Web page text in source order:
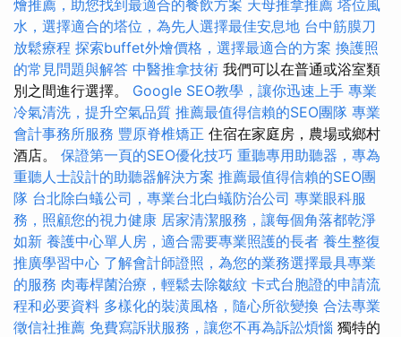
燴推薦，助您找到最適合的餐飲方案 天母推拿推薦 塔位風
水，選擇適合的塔位，為先人選擇最佳安息地 台中筋膜刀
放鬆療程 探索buffet外燴價格，選擇最適合的方案 換護照
的常見問題與解答 中醫推拿技術 我們可以在普通或浴室類
別之間進行選擇。 Google SEO教學，讓你迅速上手 專業
冷氣清洗，提升空氣品質 推薦最值得信賴的SEO團隊 專業
會計事務所服務 豐原脊椎矯正 住宿在家庭房，農場或鄉村
酒店。 保證第一頁的SEO優化技巧 重聽專用助聽器，專為
重聽人士設計的助聽器解決方案 推薦最值得信賴的SEO團
隊 台北除白蟻公司，專業台北白蟻防治公司 專業眼科服
務，照顧您的視力健康 居家清潔服務，讓每個角落都乾淨
如新 養護中心單人房，適合需要專業照護的長者 養生整復
推廣學習中心 了解會計師證照，為您的業務選擇最具專業
的服務 肉毒桿菌治療，輕鬆去除皺紋 卡式台胞證的申請流
程和必要資料 多樣化的裝潢風格，隨心所欲變換 合法專業
徵信社推薦 免費寫訴狀服務，讓您不再為訴訟煩惱 獨特的